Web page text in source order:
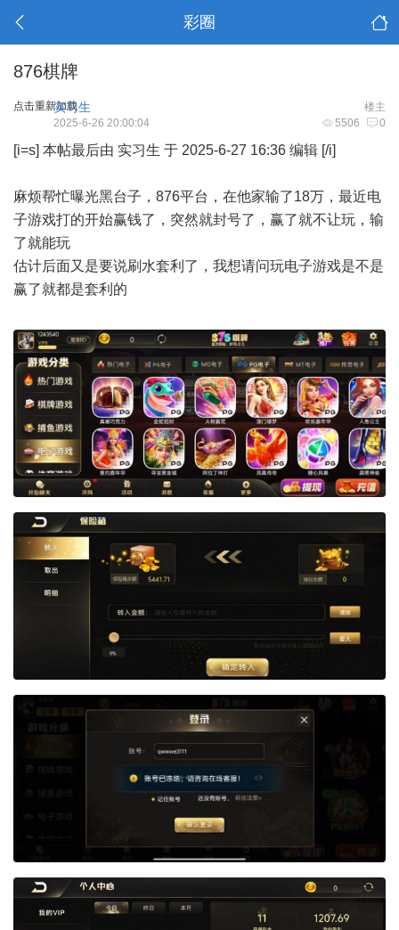
彩圈
876棋牌
点击重新加载 楼主
实习生
5506 0
2025-6-26 20:00:04
[i=s] 本帖最后由 实习生 于 2025-6-27 16:36 编辑 [/i]
麻烦帮忙曝光黑台子，876平台，在他家输了18万，最近电
子游戏打的开始赢钱了，突然就封号了，赢了就不让玩，输
了就能玩
估计后面又是要说刷水套利了，我想请问玩电子游戏是不是
赢了就都是套利的